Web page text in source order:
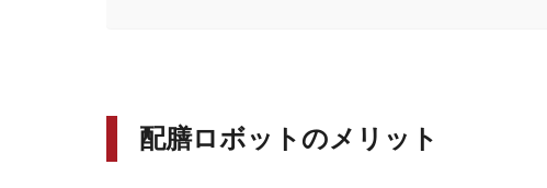
配膳ロボットのメリット